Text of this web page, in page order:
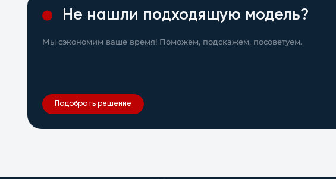
Не нашли подходящую модель?
Мы сэкономим ваше время! Поможем, подскажем, посоветуем.
Подобрать решение